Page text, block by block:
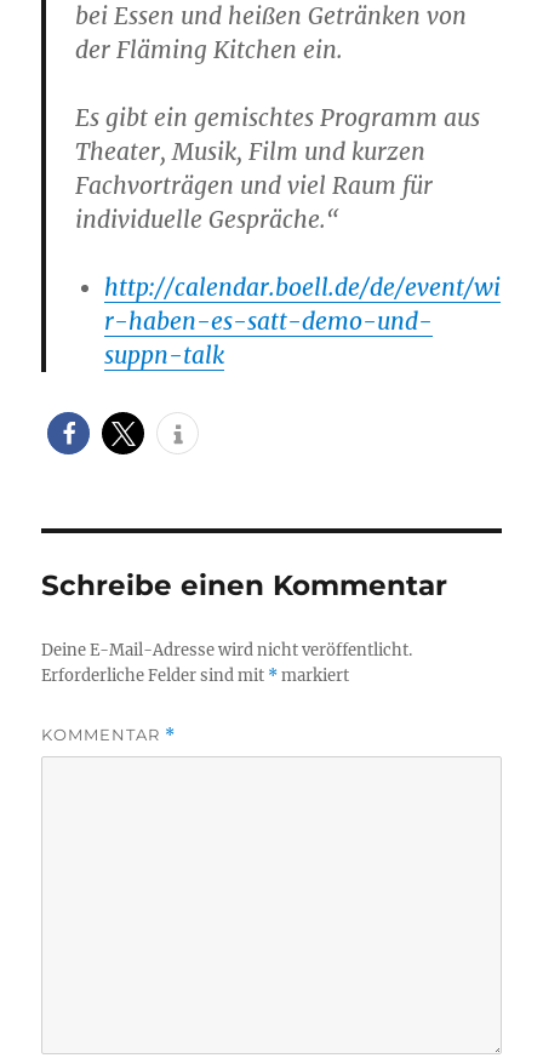
bei Essen und heißen Getränken von
der Fläming Kitchen ein.
Es gibt ein gemischtes Programm aus
Theater, Musik, Film und kurzen
Fachvorträgen und viel Raum für
individuelle Gespräche.“
http://calendar.boell.de/de/event/wi
r-haben-es-satt-demo-und-
suppn-talk
Schreibe einen Kommentar
Deine E-Mail-Adresse wird nicht veröffentlicht.
Erforderliche Felder sind mit *markiert
KOMMENTAR *